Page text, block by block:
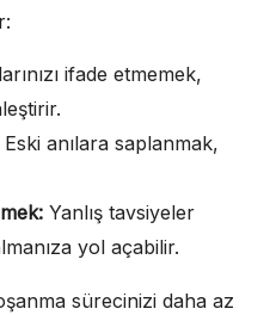
ifade etmemek,
Eski anılara saplanmak,
Yanlış tavsiyeler
yol açabilir.
sürecinizi daha az